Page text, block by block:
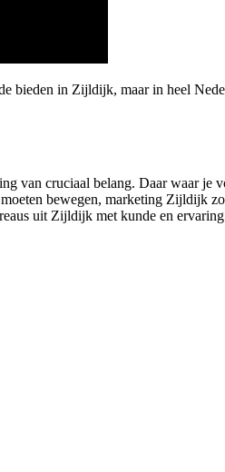
bieden in Zijldijk, maar in heel
van cruciaal belang. Daar waar
bewegen, marketing Zijldijk
uit Zijldijk met kunde en